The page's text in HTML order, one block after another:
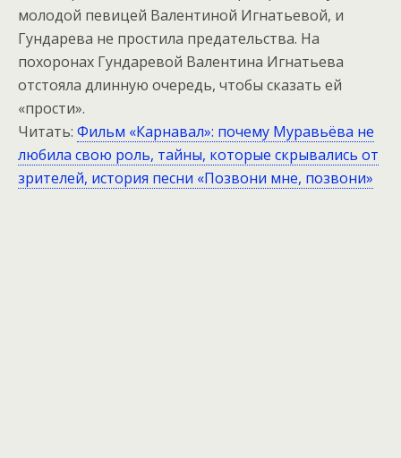
молодой певицей Валентиной Игнатьевой, и
Гундарева не простила предательства. На
похоронах Гундаревой Валентина Игнатьева
отстояла длинную очередь, чтобы сказать ей
«прости».
Читать: Фильм «Карнавал»: почему Муравьёва не
любила свою роль, тайны, которые скрывались от
зрителей, история песни «Позвони мне, позвони»